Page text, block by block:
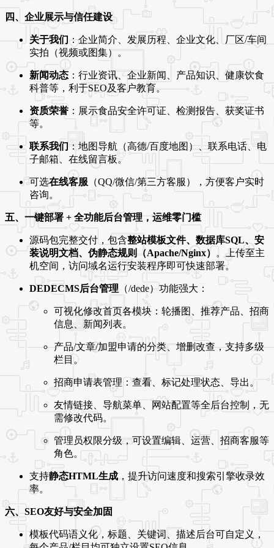
四、企业展示与信任建设
关于我们：企业简介、发展历程、企业文化、厂区/车间
实拍（视频或图集）。
新闻动态 ：行业资讯、企业新闻、产品知识、健康饮食
科普等，利于SEO及客户教育。
资质荣誉 ：展示食品安全许可证、检测报告、获奖证书
等。
联系我们：地图导航（高德/百度地图）、联系电话、电
子邮箱、在线留言板。
可选在线客服 （QQ/微信/第三方客服），方便客户实时
咨询。
五、一键部署 + 全功能后台管理，运维零门槛
源码包完整交付，包含整站模板文件、数据库SQL、安
装说明文档、伪静态规则（Apache/Nginx） 。上传至主
机空间，访问域名运行安装程序即可快速部署。
DEDECMS后台管理 （/dede）功能强大：
可视化修改首页各模块：轮播图、推荐产品、招商
信息、新闻列表。
产品/文章/加盟申请的分类、增删改查，支持多级
栏目。
招商申请表管理：查看、标记处理状态、导出。
友情链接、导航菜单、网站配置等全后台控制，无
需修改代码。
管理员权限分级，可设置编辑、运营、招商客服等
角色。
支持静态HTML生成，提升访问速度和搜索引擎收录效
率。
六、SEO友好与安全加固
模板代码语义化，标题、关键词、描述后台可自定义，